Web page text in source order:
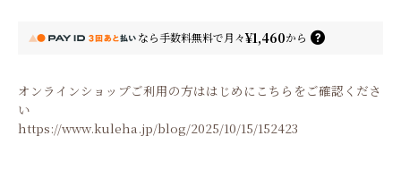
なら手数料無料で月々¥1,460から
オンラインショップご利用の方ははじめにこちらをご確認くださ
い
https://www.kuleha.jp/blog/2025/10/15/152423